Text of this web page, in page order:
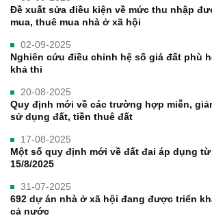
Đề xuất sửa điều kiện về mức thu nhập
mua, thuê mua nhà ở xã hội
02-09-2025
Nghiên cứu điều chỉnh hệ số giá đất phù
khả thi
20-08-2025
Quy định mới về các trường hợp miễn,
sử dụng đất, tiền thuê đất
17-08-2025
Một số quy định mới về đất đai áp dụng
15/8/2025
31-07-2025
692 dự án nhà ở xã hội đang được triển
cả nước